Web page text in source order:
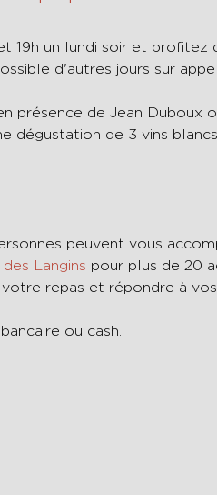
19h un lundi soir et
d'autres jours sur appel.
présence de Jean Duboux
dégustation de 3 vins
peuvent vous
Langins pour plus de 20
repas et répondre à vos
ou cash.